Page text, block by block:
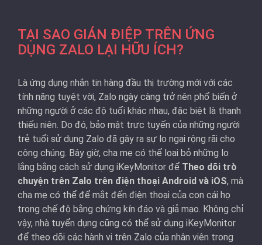
TẠI SAO GIÁN ĐIỆP TRÊN ỨNG
DỤNG ZALO LẠI HỮU ÍCH?
Là ứng dụng nhắn tin hàng đầu thị trường mới với các
tính năng tuyệt vời, Zalo ngày càng trở nên phổ biến ở
những người ở các độ tuổi khác nhau, đặc biệt là thanh
thiếu niên. Do đó, bảo mật trực tuyến của những người
trẻ tuổi sử dụng Zalo đã gây ra sự lo ngại rộng rãi cho
công chúng. Bây giờ, cha mẹ có thể loại bỏ những lo
lắng bằng cách sử dụng iKeyMonitor để Theo dõi trò
chuyện trên Zalo trên điện thoại Android và iOS, mà
cha mẹ có thể để mắt đến điện thoại của con cái họ
trong chế độ bằng chứng kín đáo và giả mạo. Không chỉ
vậy, nhà tuyển dụng cũng có thể sử dụng iKeyMonitor
để theo dõi các hành vi trên Zalo của nhân viên trong